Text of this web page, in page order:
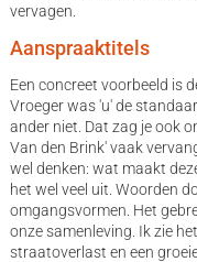
vervagen.
Aanspraaktitels
Een concreet voorbeeld is
Vroeger was 'u' de
ander niet. Dat zag je ook
Van den Brink' vaak
wel denken: wat maakt
het wel veel uit. Woorden
omgangsvormen. Het
onze samenleving. Ik zie
straatoverlast en een